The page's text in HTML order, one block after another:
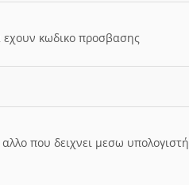
εχουν κωδικο προσβασης
που δειχνει μεσω υπολογιστή